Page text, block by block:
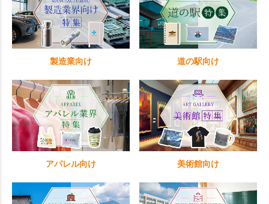
製造業向け 道の駅向け
アパレル向け 美術館向け